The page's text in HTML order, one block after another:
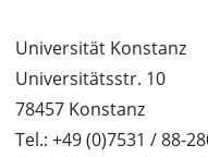
Universität Konstanz
Universitätsstr. 10
78457 Konstanz
Tel.: +49 (0)7531 / 88-